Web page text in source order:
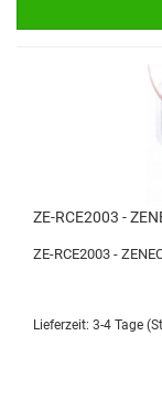
ZE-RCE2003 -
ZE-RCE2003 -
Lieferzeit: 3-4 Tage